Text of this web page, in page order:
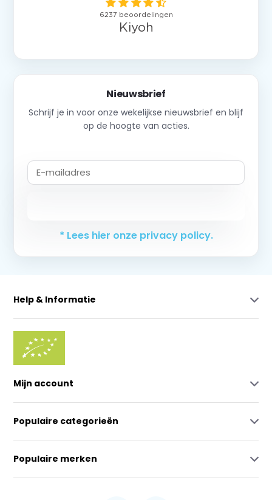
Nieuwsbrief
Schrijf je in voor onze wekelijkse nieuwsbrief en blijf
op de hoogte van acties.
* Lees hier onze privacy policy.
Help & Informatie
Mijn account
Populaire categorieën
Populaire merken